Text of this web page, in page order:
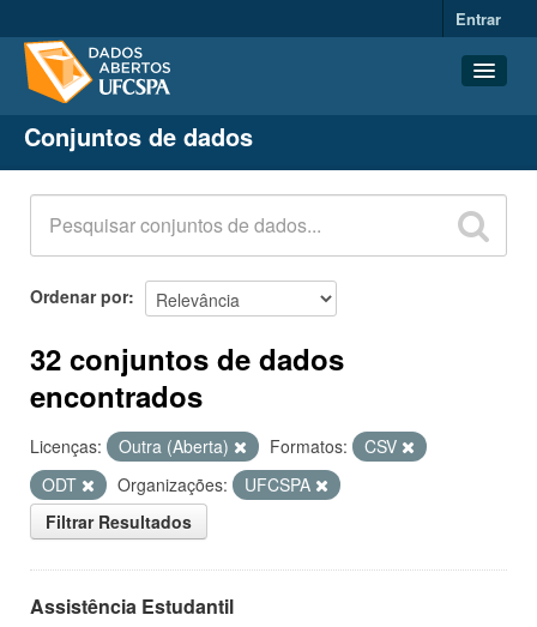
Entrar
Conjuntos de dados
Organizações
Grupos
Sobre
Conjuntos de dados
Ordenar por
32 conjuntos de dados
encontrados
Licenças: Outra (Aberta) Formatos:
CSV
ODT
Organizações:
UFCSPA
Filtrar Resultados
Assistência Estudantil